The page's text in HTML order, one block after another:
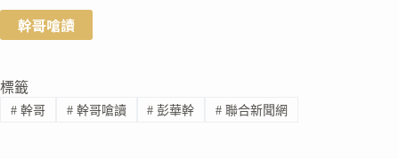
幹哥嗆讀
標籤
#幹哥 #幹哥嗆讀 # 彭華幹 # 聯合新聞網